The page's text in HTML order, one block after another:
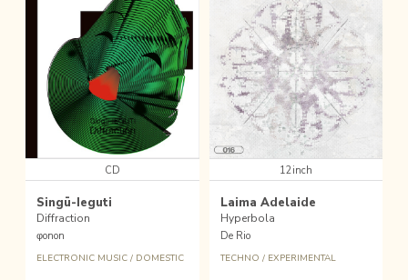
CD
Singū-Ieguti
Diffraction
φonon
ELECTRONIC MUSIC/ DOMESTIC
12inch
Laima Adelaide
Hyperbola
De Rio
TECHNO / EXPERIMENTAL